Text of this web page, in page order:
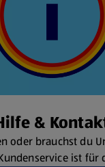
&
oder brauchst du
ist für